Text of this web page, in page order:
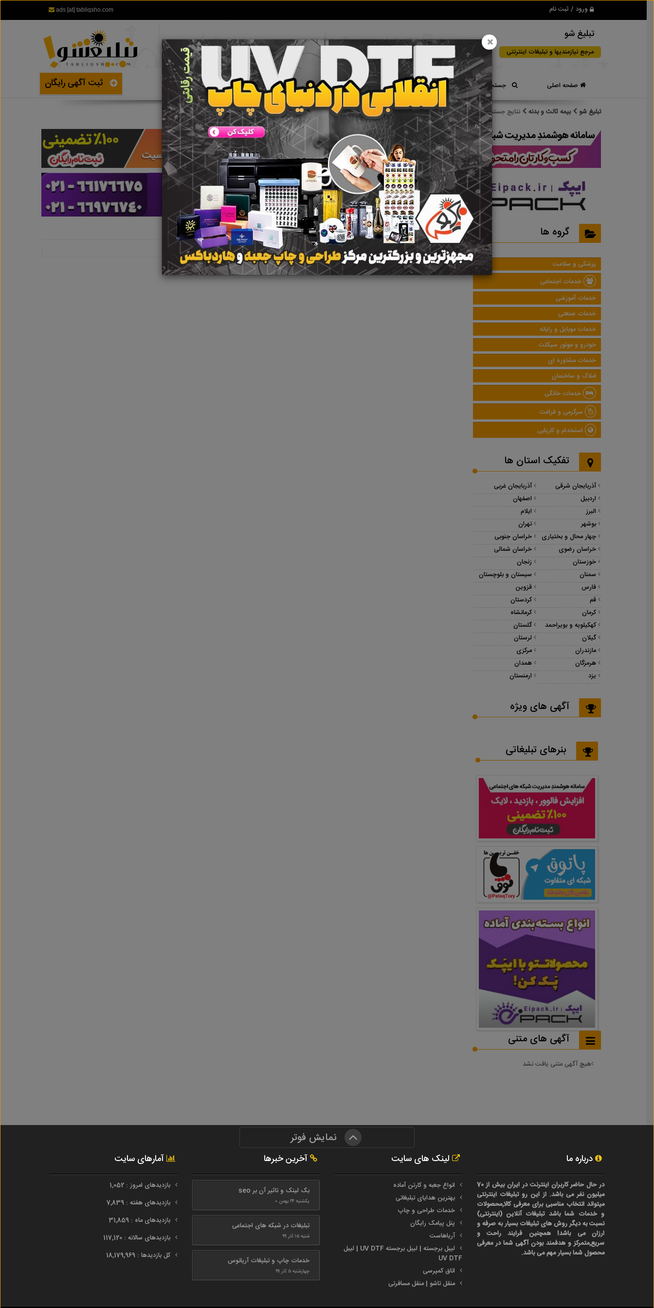
ورود / ثبت نام ads [at] tabliqsho.com
تبلیغ شو
مرجع نیازمندیها و تبلیغات اینترنتی
صفحه اصلی جستجوی سریع تعرفه آگهی ها خبرهای سایت تماس با ما ثبت آگهی رایگان
تبلیغ شو بیمه ثالث و بدنه نتایج جستجو برای برچسببیمه ثالث و بدنه
نتایج جستجو برای برچسببیمه ثالث و بدنه گروه ها
پزشکی و سلامت
خدمات اجتماعی
خدمات آموزشی
خدمات صنعتی
خدمات موبایل و رایانه
خودرو و موتور سیکلت
خدمات مشاوره ای
املاک و ساختمان
خدمات خانگی
سرگرمی و فراغت
استخدام و کاریابی
تفکیک استان ها
آذربایجان شرقی
آذربایجان غربی
اردبیل
اصفهان
البرز
ایلام
بوشهر
تهران
چهار محال و بختیاری
خراسان جنوبی
خراسان رضوی
خراسان شمالی
خوزستان
زنجان
سمنان
سیستان و بلوچستان
فارس
قزوین
قم
کردستان
کرمان
کرمانشاه
کهکیلویه و بویراحمد
گلستان
گیلان
لرستان
مازندران
مرکزی
هرمزگان
همدان
یزد
ارمنستان
آگهی های ویژه
بنرهای تبلیغاتی
آگهی های متنی
هیچ آگهی متنی یافت نشد
نمایش فوتر
درباره ما
در حال حاضر کاربران اینترنت در ایران بیش از 70
میلیون نفر می باشد. از این رو تبلیغات اینترنتی
میتواند انتخاب مناسبی برای معرفی کالا,محصولات
و خدمات شما باشد تبلیغات آنلاین (اینترنتی)
نسبت به دیگر روش های تبلیغات بسیار به صرفه و
ارزان می باشد! همچنین فرایند راحت و
سریع,متمرکز و هدفمند بودن آگهی شما در معرفی
محصول شما بسیار مهم می باشد.
لینک های سایت
انواع جعبه و کارتن آماده
بهترین هدایای تبلیغاتی
خدمات طراحی و چاپ
پنل پیامک رایگان
آریاهاست
لیبل برجسته | لیبل برجسته UV DTF | لیبل
UV DTF
اتاق کمپرسی
منقل تاشو | منقل مسافرتی
آخرین خبرها
بک لینک و تاثیر آن بر seo
یکشنبه ۲۴ بهمن ۰
تبلیغات در شبکه های اجتماعی
شنبه ۱۵ آذر ۹۹
خدمات چاپ و تبلیغات آریانوس
چهارشنبه ۵ آذر ۹۹
آمارهای سایت
بازدیدهای امروز : 1,052
بازدیدهای هفته : 7,839
بازدیدهای ماه : 31,859
بازدیدهای سالانه : 117,120
کل بازدیدها : 18,179,969
×